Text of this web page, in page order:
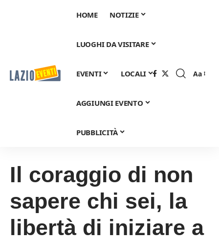
HOME NOTIZIE
LUOGHI DA VISITARE
EVENTI LOCALI
AGGIUNGI EVENTO
PUBBLICITÀ
Font
Aa
Il coraggio di non
sapere chi sei, la
libertà di iniziare a